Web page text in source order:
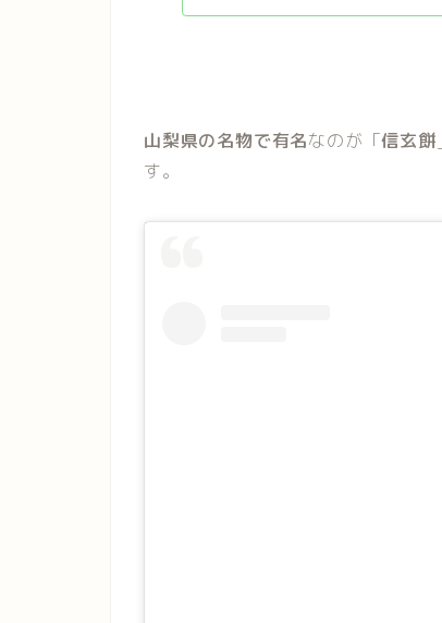
山梨県の名物で有名なのが「信玄餅
す。